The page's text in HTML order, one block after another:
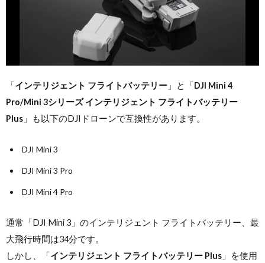
「インテリジェント フライトバッテリー 」と「DJI Mini 4
Pro/Mini 3シリーズ インテリジェント フライトバッテリー
Plus 」も以下のDJIドローンで互換性があります。
DJI Mini 3
DJI Mini 3 Pro
DJI Mini 4 Pro
通常「DJI Mini 3」のインテリジェント フライトバッテリー、最
大飛行時間は34分です。
しかし、「インテリジェント フライトバッテリー Plus 」を使用